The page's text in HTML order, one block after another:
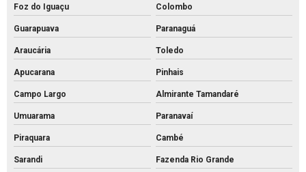
Piso tátil de concreto preço
Piso tátil concreto venda
Piso tátil de concreto
Preço bloco de concreto 9x19x39
Foz do Iguaçu Colombo
Guarapuava Paranaguá
Araucária Toledo
Apucarana Pinhais
Campo Largo Almirante Tamandaré
Umuarama Paranavaí
Piraquara Cambé
Sarandi Fazenda Rio Grande